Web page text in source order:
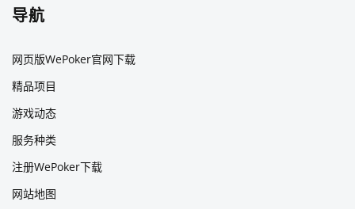
导航
网页版WePoker官网下载
精品项目
游戏动态
服务种类
注册WePoker下载
网站地图